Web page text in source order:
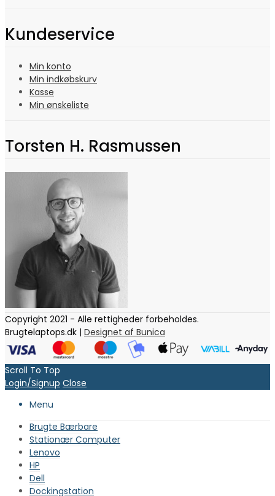
Kundeservice
Min konto
Min indkøbskurv
Kasse
Min ønskeliste
Torsten H. Rasmussen
Copyright 2021 - Alle rettigheder forbeholdes.
Brugtelaptops.dk | Designet af Bunica
Scroll To Top
Login/Signup Close
Menu
Brugte Bærbare
Stationær Computer
Lenovo
HP
Dell
Dockingstation